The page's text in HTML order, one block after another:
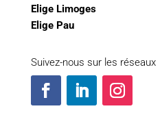
Elige Limoges
Elige Pau
Suivez-nous sur les réseaux